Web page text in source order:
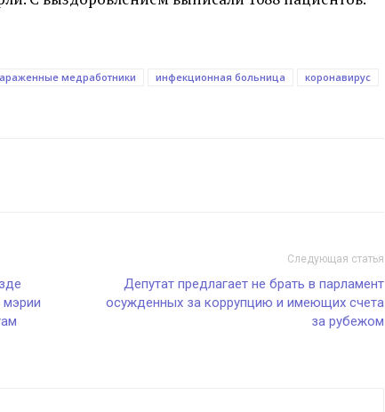
медработники инфекционная больница
коронавирус
мэрии
Следующая статья
Депутат предлагает не брать в парламент
осужденных за коррупцию и имеющих счета
за рубежом